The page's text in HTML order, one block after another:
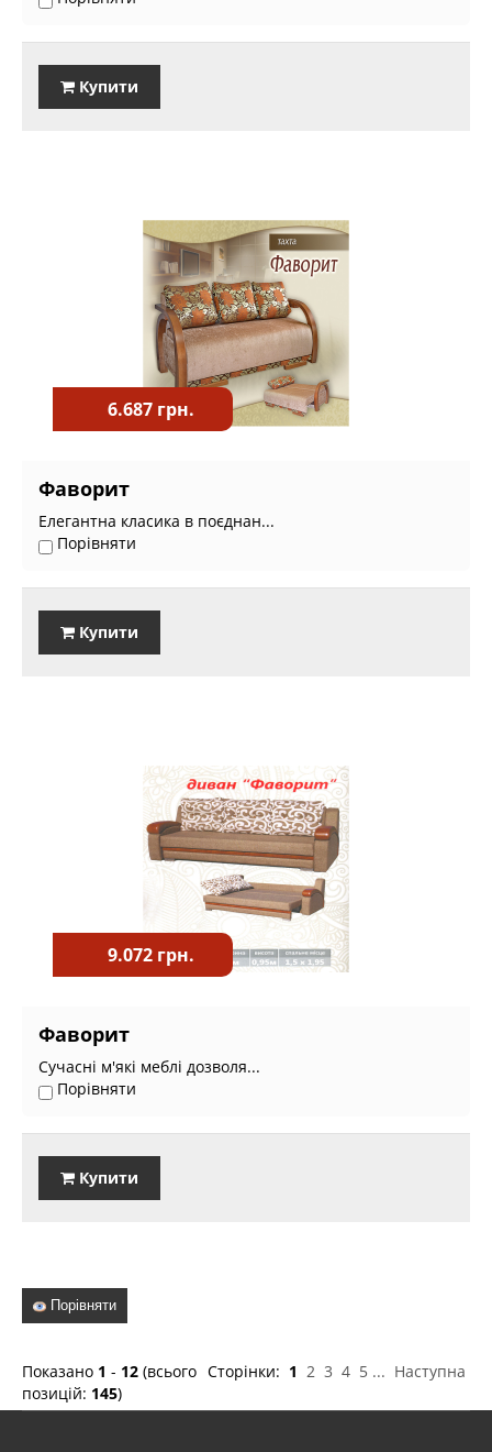
Купити
6.687 грн.
Фаворит
Елегантна класика в поєднан...
Порівняти
Купити
9.072 грн.
Фаворит
Сучасні м'які меблі дозволя...
Порівняти
Купити
Порівняти
Сторінки: 1 2 3 4 5 ... Наступна
Показано 1 - 12 (всього
позицій: 145)